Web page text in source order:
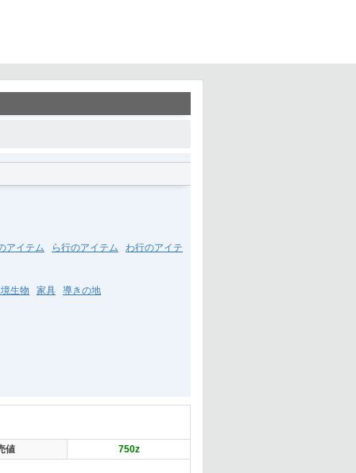
アイテム ら行のアイテム
わ行のアイテ
生物 家具 導きの地
値 750z